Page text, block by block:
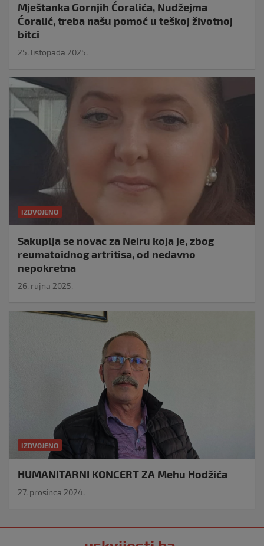
Mještanka Gornjih Ćoralića, Nudžejma
Ćoralić, treba našu pomoć u teškoj životnoj
bitci
25. listopada 2025.
IZDVOJENO
Sakuplja se novac za Neiru koja je, zbog
reumatoidnog artritisa, od nedavno
nepokretna
26. rujna 2025.
IZDVOJENO
HUMANITARNI KONCERT ZA Mehu Hodžića
27. prosinca 2024.